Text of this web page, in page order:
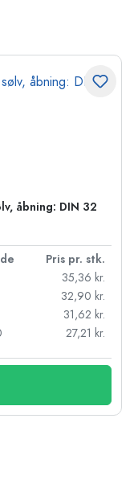
åbning: DIN 32
Pris pr. stk.
35,36 kr.
32,90 kr.
31,62 kr.
27,21 kr.